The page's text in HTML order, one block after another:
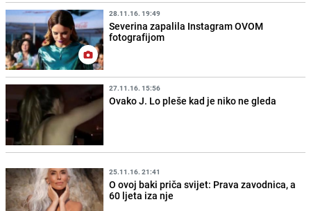
28.11.16. 19:49
Severina zapalila Instagram OVOM
fotografijom
27.11.16. 15:56
Ovako J. Lo pleše kad je niko ne gleda
25.11.16. 21:41
O ovoj baki priča svijet: Prava zavodnica, a
60 ljeta iza nje